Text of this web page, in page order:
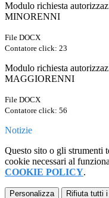
Modulo richiesta
MINORENNI
File DOCX
Contatore click: 23
Modulo richiesta
MAGGIORENNI
File DOCX
Contatore click: 56
Notizie
Questo sito o gli strumenti
cookie necessari al
COOKIE POLICY.
Personalizza Rifiuta tutti i